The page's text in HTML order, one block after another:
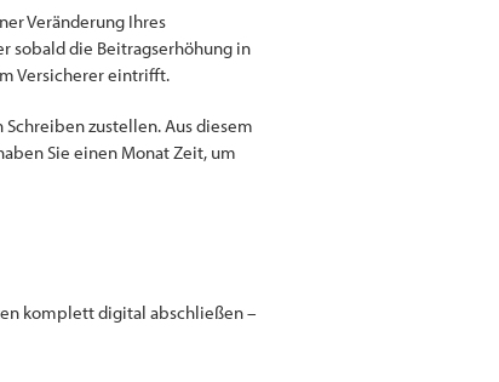
Veränderung Ihres
sobald die Beitragserhöhung in
Versicherer eintrifft.
zustellen. Aus diesem
Sie einen Monat Zeit, um
komplett digital abschließen –